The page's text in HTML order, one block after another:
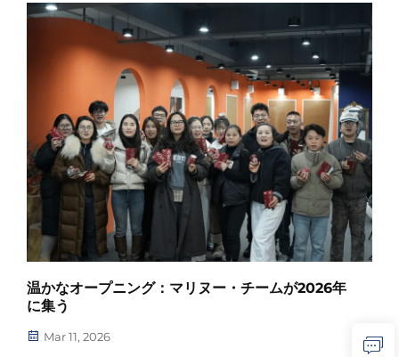
きました。専門の消防士の指導のもと…
温かなオープニング：マリヌー・チームが2026年
に集う
Mar 11, 2026